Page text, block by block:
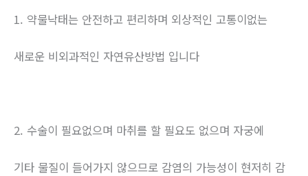
1. 약물낙태는 안전하고 편리하며 외상적인 고통이없는
새로운 비외과적인 자연유산방법 입니다
2. 수술이 필요없으며 마취를 할 필요도 없으며 자궁에
기타 물질이 들어가지 않으므로 감염의 가능성이 현저히 감